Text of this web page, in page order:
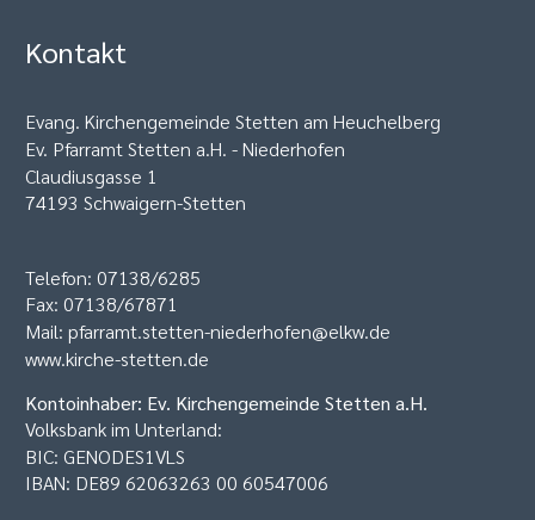
Kontakt
Evang. Kirchengemeinde Stetten am Heuchelberg
Ev. Pfarramt Stetten a.H. - Niederhofen
Claudiusgasse 1
74193 Schwaigern-Stetten
Telefon: 07138/6285
Fax: 07138/67871
Mail: pfarramt.stetten-niederhofen@elkw.de
www.kirche-stetten.de
Kontoinhaber: Ev. Kirchengemeinde Stetten a.H.
Volksbank im Unterland:
BIC: GENODES1VLS
IBAN: DE89 62063263 00 60547006